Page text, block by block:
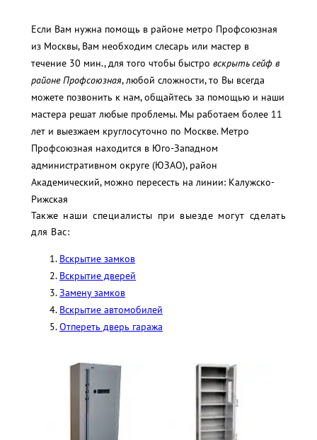
Если Вам нужна помощь в районе метро Профсоюзная
из Москвы, Вам необходим слесарь или мастер в
течение 30 мин., для того чтобы быстро вскрыть сейф в
районе Профсоюзная, любой сложности, то Вы всегда
можете позвонить к нам, общайтесь за помощью и наши
мастера решат любые проблемы. Мы работаем более 11
лет и выезжаем круглосуточно по Москве. Метро
Профсоюзная находится в Юго-Западном
административном округе (ЮЗАО), район
Академический, можно пересесть на линии: Калужско-
Рижская
Также наши специалисты при выезде могут сделать
для Вас:
Вскрытие замков
Вскрытие дверей
Замену замков
Вскрытие автомобилей
Отпереть дверь гаража